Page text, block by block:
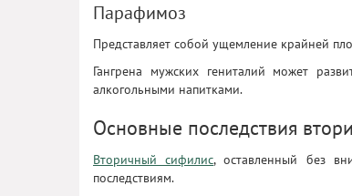
Парафимоз
Представляет собой ущемление крайней
Гангрена мужских гениталий может
алкогольными напитками.
Основные последствия
Вторичный сифилис, оставленный без
последствиям.